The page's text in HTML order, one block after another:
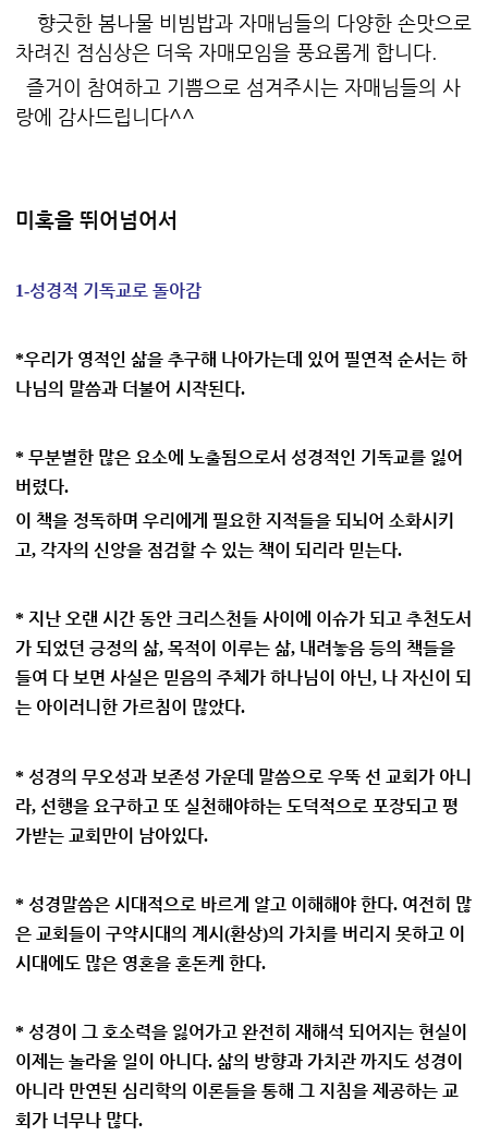
향긋한 봄나물 비빔밥과 자매님들의 다양한 손맛으로
차려진 점심상은 더욱 자매모임을 풍요롭게 합니다.
즐거이 참여하고 기쁨으로 섬겨주시는 자매님들의 사
랑에 감사드립니다^^
미혹을 뛰어넘어서
1-성경적 기독교로 돌아감
*우리가 영적인 삶을 추구해 나아가는데 있어 필연적 순서는 하
나님의 말씀과 더불어 시작된다.
* 무분별한 많은 요소에 노출됨으로서 성경적인 기독교를 잃어
버렸다.
이 책을 정독하며 우리에게 필요한 지적들을 되뇌어 소화시키
고, 각자의 신앙을 점검할 수 있는 책이 되리라 믿는다.
* 지난 오랜 시간 동안 크리스천들 사이에 이슈가 되고 추천도서
가 되었던 긍정의 삶, 목적이 이루는 삶, 내려놓음 등의 책들을
들여 다 보면 사실은 믿음의 주체가 하나님이 아닌, 나 자신이 되
는 아이러니한 가르침이 많았다.
* 성경의 무오성과 보존성 가운데 말씀으로 우뚝 선 교회가 아니
라, 선행을 요구하고 또 실천해야하는 도덕적으로 포장되고 평
가받는 교회만이 남아있다.
* 성경말씀은 시대적으로 바르게 알고 이해해야 한다. 여전히 많
은 교회들이 구약시대의 계시 (환상)의 가치를 버리지 못하고 이
시대에도 많은 영혼을 혼돈케 한다.
* 성경이 그 호소력을 잃어가고 완전히 재해석 되어지는 현실이
이제는 놀라울 일이 아니다. 삶의 방향과 가치관 까지도 성경이
아니라 만연된 심리학의 이론들을 통해 그 지침을 제공하는 교
회가 너무나 많다.